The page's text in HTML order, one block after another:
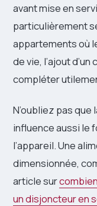
avant mise en
particulièrement
appartements où
de vie, l’ajout
compléter
N’oubliez pas
influence aussi le
l’appareil. Une
dimensionnée,
article sur
un disjoncteur en